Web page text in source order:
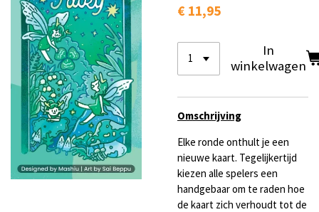
€ 11,95
In
winkelwagen
Omschrijving
Elke ronde onthult je een
nieuwe kaart. Tegelijkertijd
kiezen alle spelers een
handgebaar om te raden hoe
de kaart zich verhoudt tot de